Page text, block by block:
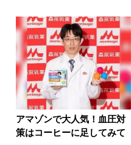
アマゾンで大人気！血圧対
策はコーヒーに足してみて